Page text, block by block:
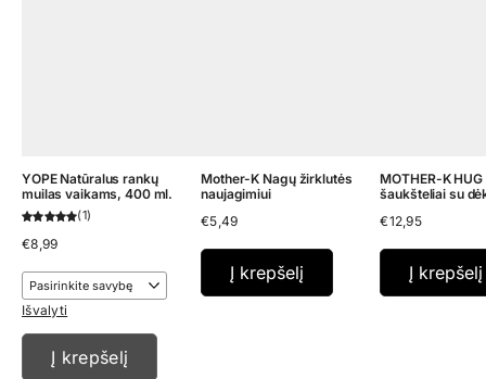
YOPE Natūralus rankų
muilas vaikams, 400 ml.
1
€8,99
Išvalyti
Į krepšelį
Mother-K Nagų žirklutės
naujagimiui
€5,49
Į krepšelį
MOTHER-K
šaukšteliai su
€12,95
Į krepšelį